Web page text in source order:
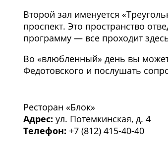
Второй зал именуется
проспект. Это пространство
программу — все проходит
Во «влюбленный» день вы
Федотовского и послушать
1/3
Ресторан «Блок»
Адрес: ул. Потемкинская, д. 4
Телефон: +7 (812) 415-40-40